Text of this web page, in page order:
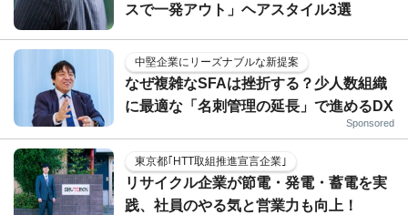
スで一発アウト」ヘアスタイル3選
中堅企業にリーズナブルな新提案
なぜ複雑なSFAは挫折する？少人数組織
に最適な「名刺管理の延長」で進めるDX
Sponsored
東京都｢HTT取組推進宣言企業｣
リサイクル企業が節電・発電・蓄電を実
践、社員のやる気と営業力も向上！